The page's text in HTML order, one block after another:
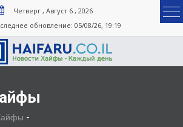
Четверг , Август 6 , 2026
обновление: 05/08/26, 19:19
-